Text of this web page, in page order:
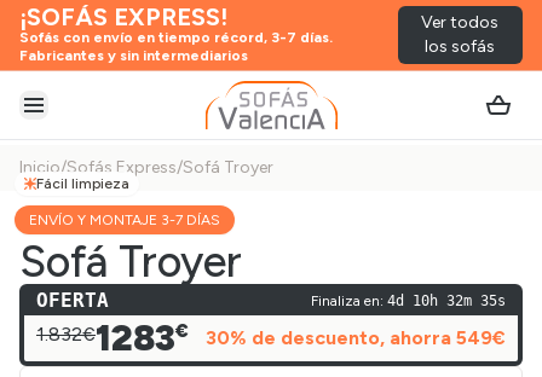
¡SOFÁS EXPRESS!
Sofás con envío en tiempo récord, 3-7 días.
Fabricantes y sin intermediarios
Ver todos
los sofás
Abrir menú
Inicio/Sofás Express/Sofá Troyer
ENVÍO Y MONTAJE 3-7 DÍAS
Fácil limpieza
Sofá Troyer
OFERTA Finaliza en: 4d 10h 32m 35s
1.832€1283€ 30% de descuento, ahorra 549€